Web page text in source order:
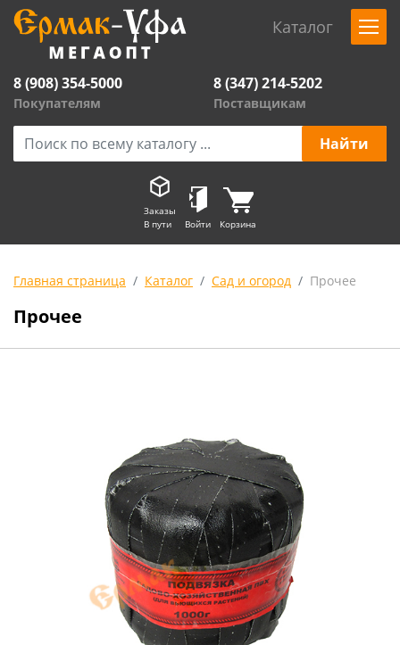
Каталог
8 (908) 354-5000
Покупателям
8 (347) 214-5202
Поставщикам
Заказы
В пути
Войти Корзина
Главная страница Каталог Сад и огород Прочее
Прочее